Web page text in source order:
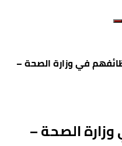
في وزارة الصحة –
الصحة –